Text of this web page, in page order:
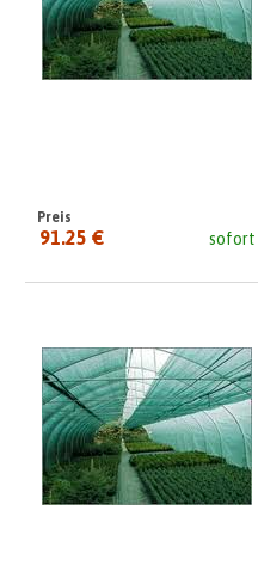
sofort
Preis
seit:
91.25 €